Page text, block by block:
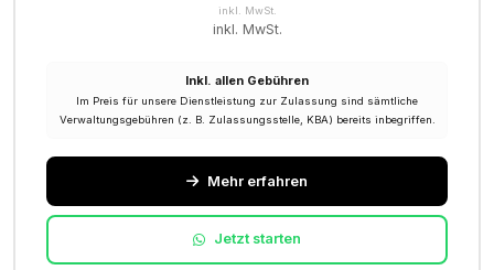
inkl. MwSt.
inkl. MwSt.
Inkl. allen Gebühren
Im Preis für unsere Dienstleistung zur Zulassung sind sämtliche
Verwaltungsgebühren (z. B. Zulassungsstelle, KBA) bereits inbegriffen.
Mehr erfahren
Jetzt starten